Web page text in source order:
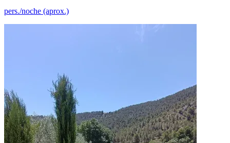
pers./noche (aprox.)